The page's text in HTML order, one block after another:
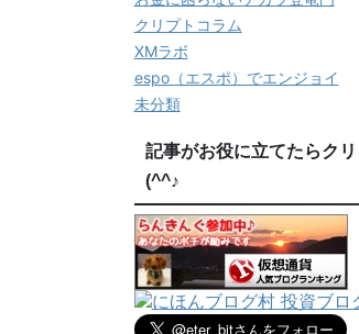
クリプトコラム
XMラボ
espo（エスポ）でエンジョイ
未分類
記事がお役に立てたらク
(^^♪